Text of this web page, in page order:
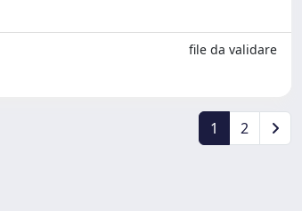
file da validare
1 2